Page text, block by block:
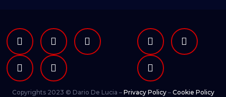
Copyrights 2023 © Dario De Lucia – Privacy Policy– Cookie Policy